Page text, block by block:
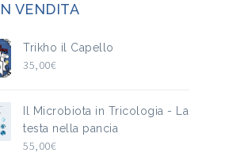
VENDITA
Trikho il Capello
35,00€
Il Microbiota in Tricologia - La
testa nella pancia
55,00€